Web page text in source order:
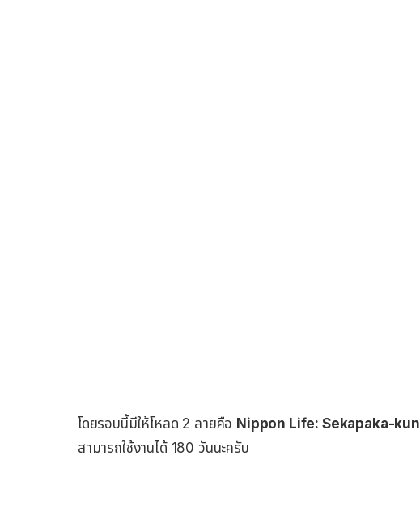
โดยรอบนี้มีให้โหลด 2 ลายคือ Nippon Life: Sekapaka-kun
สามารถใช้งานได้ 180 วันนะครับ